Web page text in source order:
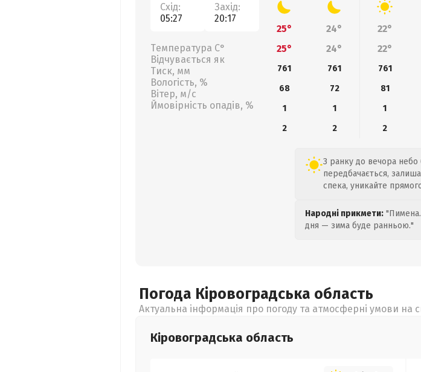
Схід:
05:27
Захід:
20:17
Температура С°
Відчувається як
Тиск, мм
Вологість, %
Вітер, м/с
Ймовірність опадів, %
25° 24° 22°
25°
24° 22°
761 761 761
68
72 81
1
1 1
2
2 2
З ранку до вечора небо
передбачається,
спека, уникайте
Народні прикмети: "Пимена.
дня — зима буде ранньою."
Погода Кіровоградська область
Актуальна інформація про погоду та атмосферні умови на
Кіровоградська область